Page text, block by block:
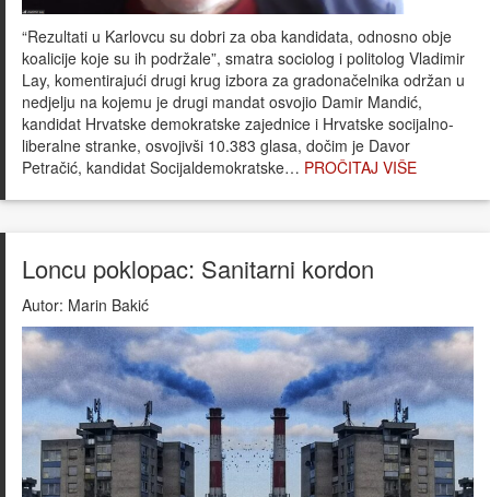
“Rezultati u Karlovcu su dobri za oba kandidata, odnosno obje
koalicije koje su ih podržale”, smatra sociolog i politolog Vladimir
Lay, komentirajući drugi krug izbora za gradonačelnika održan u
nedjelju na kojemu je drugi mandat osvojio Damir Mandić,
kandidat Hrvatske demokratske zajednice i Hrvatske socijalno-
liberalne stranke, osvojivši 10.383 glasa, dočim je Davor
Petračić, kandidat Socijaldemokratske… PROČITAJ VIŠE
Loncu poklopac: Sanitarni kordon
Autor: Marin Bakić